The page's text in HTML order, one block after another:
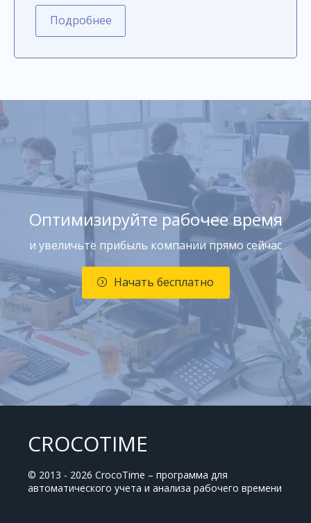
Подробнее
Оптимизируйте рабочее время
и увеличьте прибыль компании прямо сейчас
Начать бесплатно
CROCOTIME
© 2013 - 2026 CrocoTime – программа для
автоматического учета и анализа рабочего времени